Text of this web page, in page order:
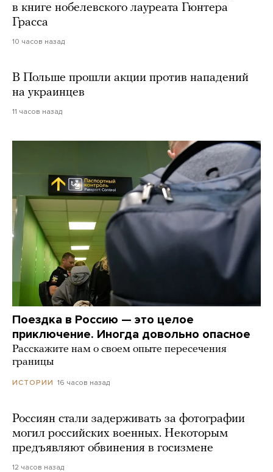
в книге нобелевского лауреата Гюнтера
Грасса
10 часов назад
В Польше прошли акции против нападений
на украинцев
11 часов назад
Поездка в Россию — это целое
приключение. Иногда довольно опасное
Расскажите нам о своем опыте пересечения
границы
ИСТОРИИ 16 часов назад
Россиян стали задерживать за фотографии
могил российских военных. Некоторым
предъявляют обвинения в госизмене
12 часов назад